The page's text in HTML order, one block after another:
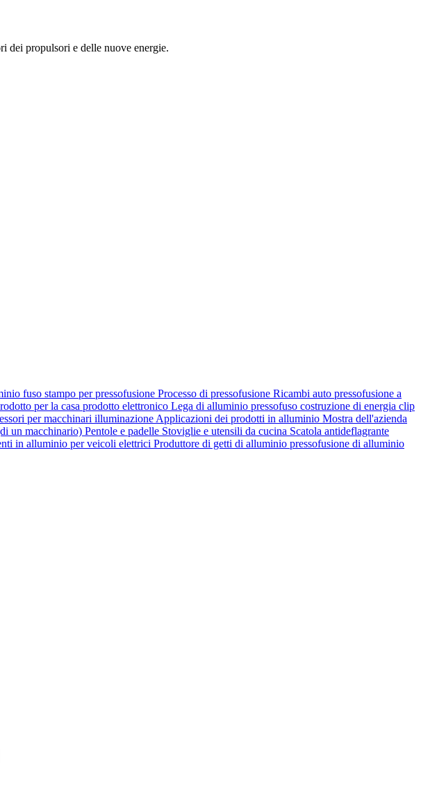
dei propulsori e delle nuove energie.
fuso stampo per pressofusione Processo di pressofusione Ricambi auto pressofusione a
per la casa prodotto elettronico Lega di alluminio pressofuso costruzione di energia clip
per macchinari illuminazione Applicazioni dei prodotti in alluminio Mostra dell'azienda
un macchinario) Pentole e padelle Stoviglie e utensili da cucina Scatola antideflagrante
in alluminio per veicoli elettrici Produttore di getti di alluminio pressofusione di alluminio